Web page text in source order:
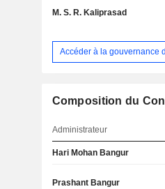
M. S. R. Kaliprasad
Accéder à la gouvernance
Composition du
Administrateur
Hari Mohan Bangur
Prashant Bangur